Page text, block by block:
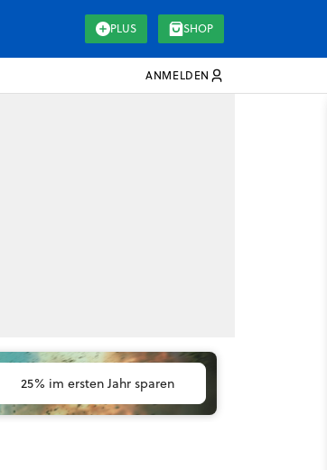
PLUS SHOP
ANMELDEN
25% im ersten Jahr sparen